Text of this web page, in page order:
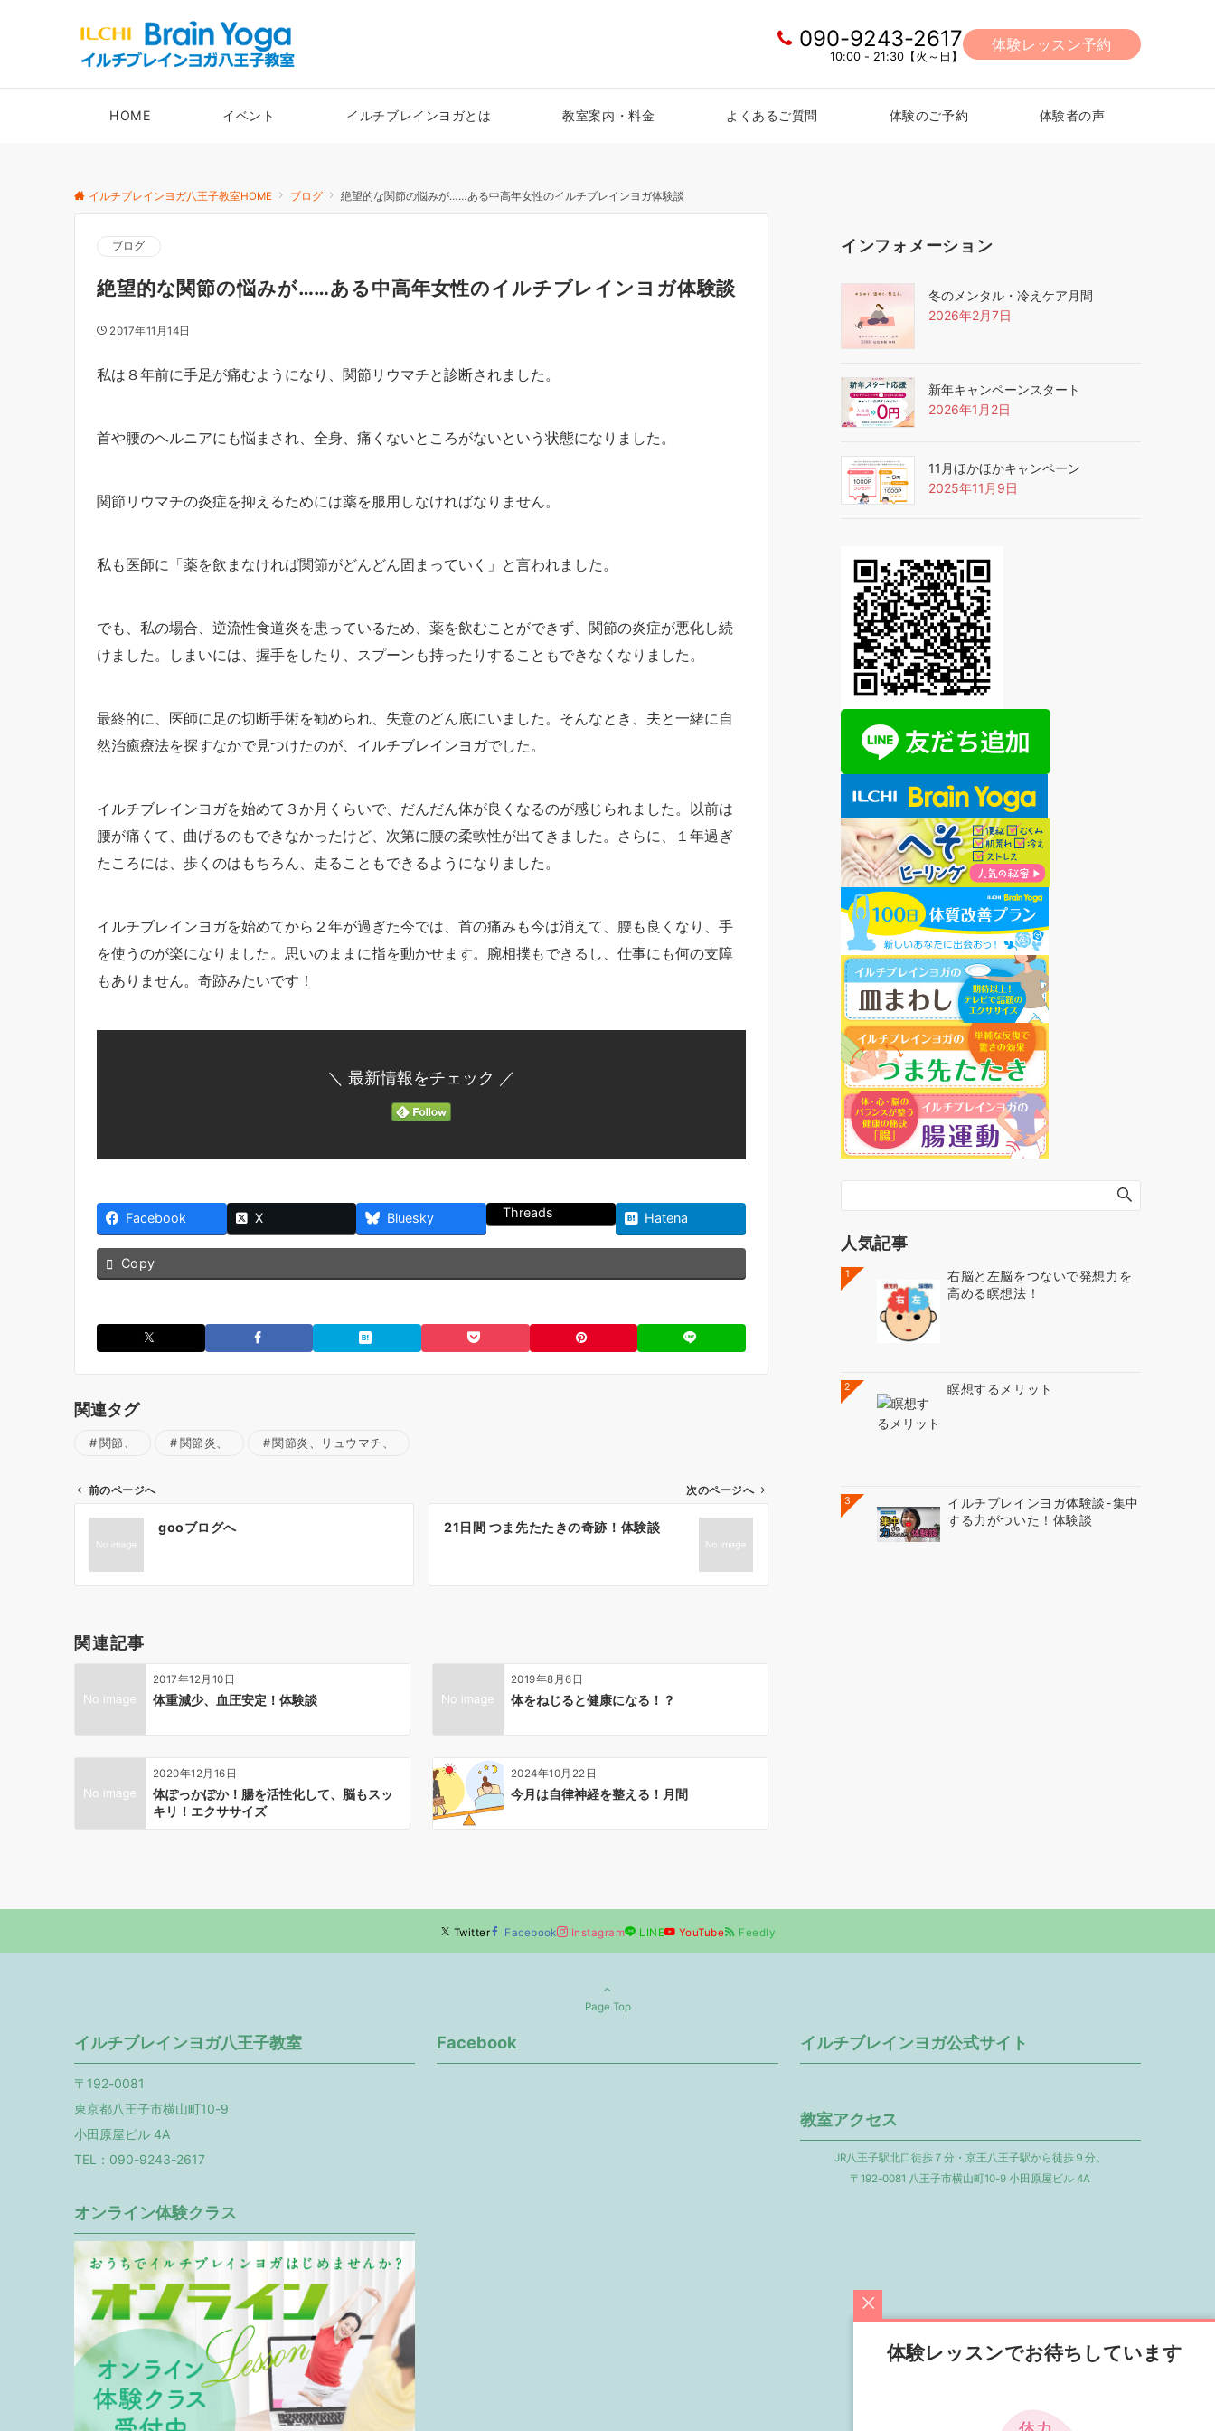
090-9243-2617
10:00 - 21:30【火～日】
体験レッスン予約
HOME イベント イルチブレインヨガとは 教室案内・料金 よくあるご質問 体験のご予約 体験者の声
イルチブレインヨガ八王子教室HOME ブログ 絶望的な関節の悩みが……ある中高年女性のイルチブレインヨガ体験談
ブログ
絶望的な関節の悩みが……ある中高年女性のイルチブレインヨガ体験談
2017年11月14日
私は８年前に手足が痛むようになり、関節リウマチと診断されました。
首や腰のヘルニアにも悩まされ、全身、痛くないところがないという状態になりました。
関節リウマチの炎症を抑えるためには薬を服用しなければなりません。
私も医師に「薬を飲まなければ関節がどんどん固まっていく」と言われました。
でも、私の場合、逆流性食道炎を患っているため、薬を飲むことができず、関節の炎症が悪化し続
けました。しまいには、握手をしたり、スプーンも持ったりすることもできなくなりました。
最終的に、医師に足の切断手術を勧められ、失意のどん底にいました。そんなとき、夫と一緒に自
然治癒療法を探すなかで見つけたのが、イルチブレインヨガでした。
イルチブレインヨガを始めて３か月くらいで、だんだん体が良くなるのが感じられました。以前は
腰が痛くて、曲げるのもできなかったけど、次第に腰の柔軟性が出てきました。さらに、１年過ぎ
たころには、歩くのはもちろん、走ることもできるようになりました。
イルチブレインヨガを始めてから２年が過ぎた今では、首の痛みも今は消えて、腰も良くなり、手
を使うのが楽になりました。思いのままに指を動かせます。腕相撲もできるし、仕事にも何の支障
もありません。奇跡みたいです！
＼ 最新情報をチェック ／
Facebook X Bluesky Threads Hatena
Copy
関連タグ
関節、 関節炎、 関節炎、リュウマチ、
ビ
シ
ン
前のページへ
gooブログへ
次のページへ
21日間 つま先たたきの奇跡！体験談
関連記事
2017年12月10日
体重減少、血圧安定！体験談
2019年8月6日
体をねじると健康になる！？
2020年12月16日
体ぽっかぽか！腸を活性化して、脳もスッ
キリ！エクササイズ
2024年10月22日
今月は自律神経を整える！月間
インフォメーション
冬のメンタル・冷えケア月間
2026年2月7日
新年キャンペーンスタート
2026年1月2日
11月ほかほかキャンペーン
2025年11月9日
人気記事
1
右脳と左脳をつないで発想力を
高める瞑想法！
2 瞑想するメリット
3
イルチブレインヨガ体験談-集中
する力がついた！体験談
Twitter Facebook Instagram LINE YouTube Feedly
Page Top
イルチブレインヨガ八王子教室
〒192-0081
東京都八王子市横山町10-9
小田原屋ビル 4A
TEL：090-9243-2617
オンライン体験クラス
Facebook イルチブレインヨガ公式サイト
教室アクセス
JR八王子駅北口徒歩７分・京王八王子駅から徒歩９分。
〒192-0081 八王子市横山町10-9 小田原屋ビル 4A
体験レッスンでお待ちしています